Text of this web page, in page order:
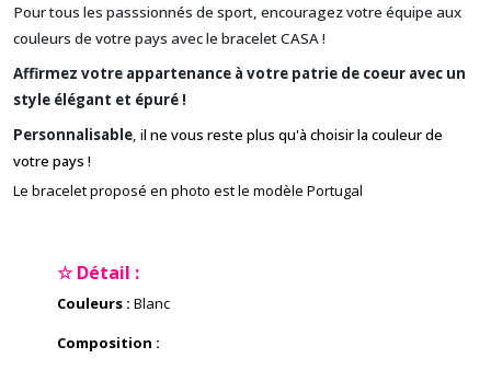
Pour tous les passsionnés de sport, encouragez votre équipe aux
couleurs de votre pays avec le bracelet CASA !
Affirmez votre appartenance à votre patrie de coeur avec un
style élégant et épuré !
Personnalisable, il ne vous reste plus qu'à choisir la couleur de
votre pays !
Le bracelet proposé en photo est le modèle Portugal
☆ Détail :
Couleurs : Blanc
Composition :